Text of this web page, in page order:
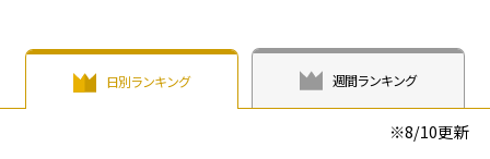
日別ランキング 週間ランキング
※8/10更新